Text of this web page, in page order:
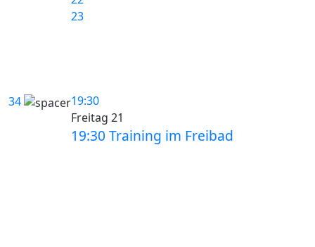
34
23
19:30
Freitag 21
19:30 Training im Freibad